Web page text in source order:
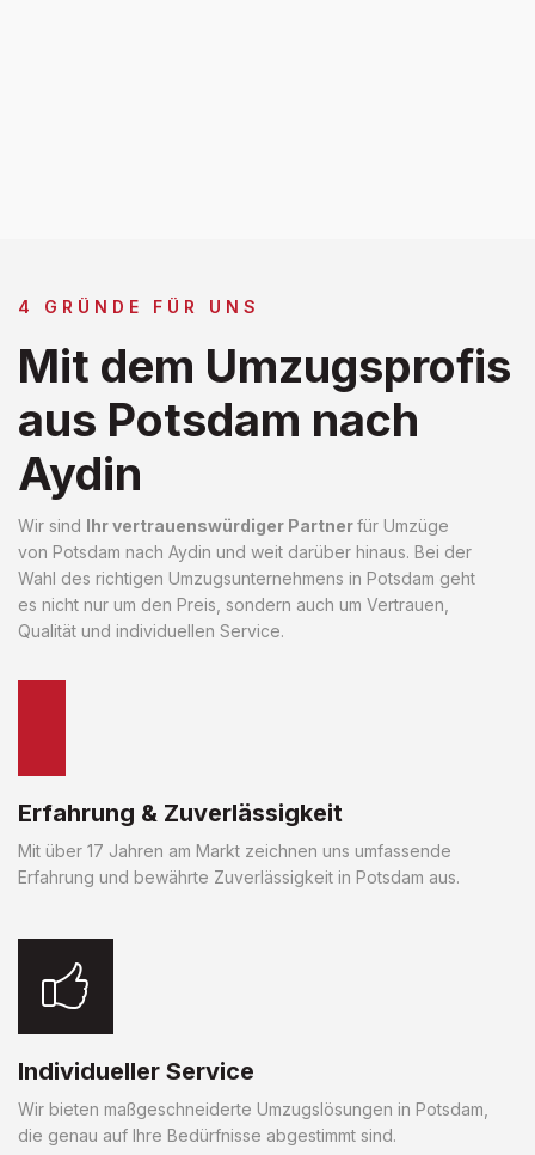
4 GRÜNDE FÜR UNS
Mit dem Umzugsprofis
aus Potsdam nach
Aydin
Wir sind Ihr vertrauenswürdiger Partnerfür Umzüge
von Potsdam nach Aydin und weit darüber hinaus. Bei der
Wahl des richtigen Umzugsunternehmens in Potsdam geht
es nicht nur um den Preis, sondern auch um Vertrauen,
Qualität und individuellen Service.
Erfahrung & Zuverlässigkeit
Mit über 17 Jahren am Markt zeichnen uns umfassende
Erfahrung und bewährte Zuverlässigkeit in Potsdam aus.
Individueller Service
Wir bieten maßgeschneiderte Umzugslösungen in Potsdam,
die genau auf Ihre Bedürfnisse abgestimmt sind.